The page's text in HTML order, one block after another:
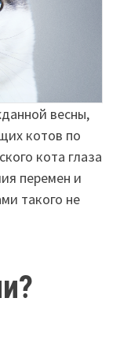
весны,
котов по
кота глаза
перемен и
такого не